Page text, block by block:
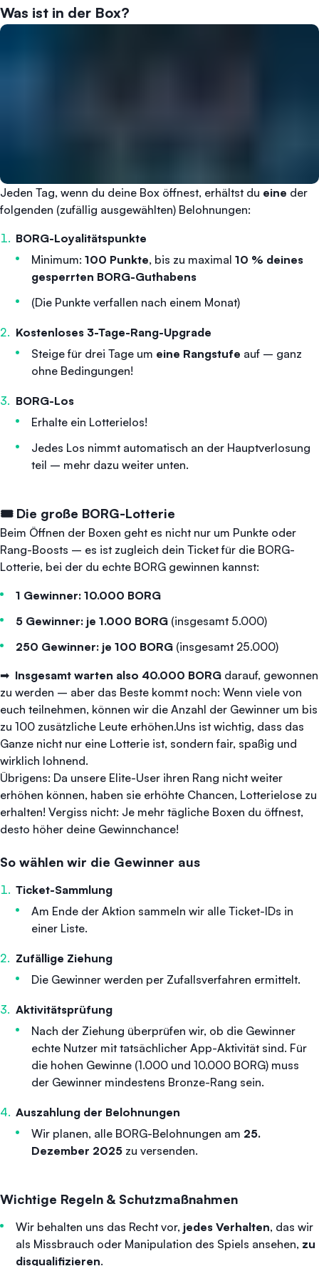
Was ist in der Box?
Jeden Tag, wenn du deine Box öffnest, erhältst du eine der
folgenden (zufällig ausgewählten) Belohnungen:
BORG-Loyalitätspunkte
Minimum: 100 Punkte, bis zu maximal 10 % deines
gesperrten BORG-Guthabens
(Die Punkte verfallen nach einem Monat)
Kostenloses 3-Tage-Rang-Upgrade
Steige für drei Tage um eine Rangstufe auf – ganz
ohne Bedingungen!
BORG-Los
Erhalte ein Lotterielos!
Jedes Los nimmt automatisch an der Hauptverlosung
teil – mehr dazu weiter unten.
🎟️ Die große BORG-Lotterie
Beim Öffnen der Boxen geht es nicht nur um Punkte oder
Rang-Boosts – es ist zugleich dein Ticket für die BORG-
Lotterie, bei der du echte BORG gewinnen kannst:
1 Gewinner: 10.000 BORG
5 Gewinner: je 1.000 BORG (insgesamt 5.000)
250 Gewinner: je 100 BORG (insgesamt 25.000)
➡ ️ Insgesamt warten also 40.000 BORG darauf, gewonnen
zu werden – aber das Beste kommt noch: Wenn viele von
euch teilnehmen, können wir die Anzahl der Gewinner um bis
zu 100 zusätzliche Leute erhöhen.Uns ist wichtig, dass das
Ganze nicht nur eine Lotterie ist, sondern fair, spaßig und
wirklich lohnend.
Übrigens: Da unsere Elite-User ihren Rang nicht weiter
erhöhen können, haben sie erhöhte Chancen, Lotterielose zu
erhalten! Vergiss nicht: Je mehr tägliche Boxen du öffnest,
desto höher deine Gewinnchance!
So wählen wir die Gewinner aus
Ticket-Sammlung
Am Ende der Aktion sammeln wir alle Ticket-IDs in
einer Liste.
Zufällige Ziehung
Die Gewinner werden per Zufallsverfahren ermittelt.
Aktivitätsprüfung
Nach der Ziehung überprüfen wir, ob die Gewinner
echte Nutzer mit tatsächlicher App-Aktivität sind. Für
die hohen Gewinne (1.000 und 10.000 BORG) muss
der Gewinner mindestens Bronze-Rang sein.
Auszahlung der Belohnungen
Wir planen, alle BORG-Belohnungen am 25.
Dezember 2025 zu versenden.
Wichtige Regeln & Schutzmaßnahmen
Wir behalten uns das Recht vor, jedes Verhalten, das wir
als Missbrauch oder Manipulation des Spiels ansehen, zu
disqualifizieren.